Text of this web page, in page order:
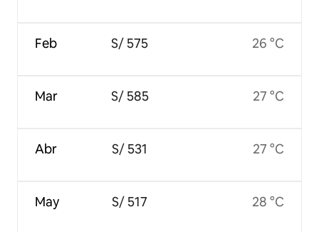
Feb
Mar
Abr
May
S/ 575
S/ 585
S/ 531
S/ 517
26 °C
27 °C
27 °C
28 °C